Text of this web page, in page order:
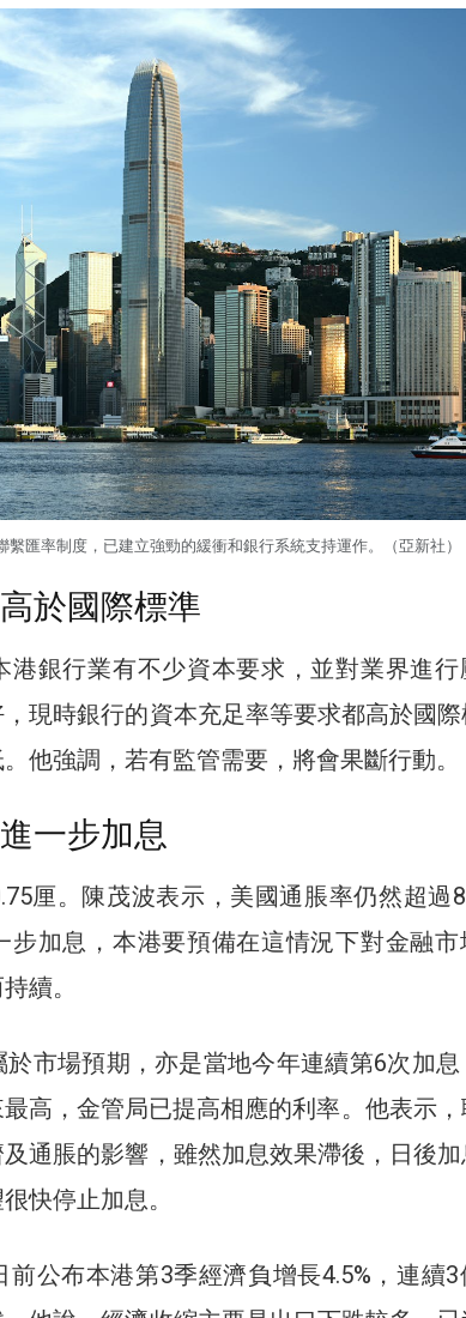
繫匯率制度，已建立強勁的緩衝和銀行系統支持運作。（亞新社）
於國際標準
港銀行業有不少資本要求，並對業界進行
現時銀行的資本充足率等要求都高於國際
他強調，若有監管需要，將會果斷行動。
一步加息
厘。陳茂波表示，美國通脹率仍然超過
步加息，本港要預備在這情況下對金融市
續。
市場預期，亦是當地今年連續第6次加
高，金管局已提高相應的利率。他表示
通脹的影響，雖然加息效果滯後，日後
快停止加息。
公布本港第3季經濟負增長4.5%，連續3